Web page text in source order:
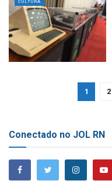
CULTURA
1 2
Conectado no JOL RN